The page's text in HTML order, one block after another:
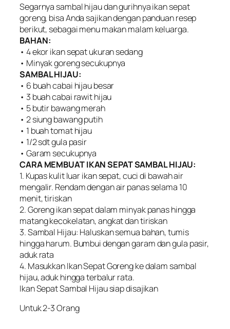
Segarnya sambal hijau dan gurihnya ikan sepat
goreng, bisa Anda sajikan dengan panduan resep
berikut, sebagai menu makan malam keluarga.
BAHAN:
• 4 ekor ikan sepat ukuran sedang
• Minyak goreng secukupnya
SAMBAL HIJAU:
• 6 buah cabai hijau besar
• 3 buah cabai rawit hijau
• 5 butir bawang merah
• 2 siung bawang putih
• 1 buah tomat hijau
• 1/2 sdt gula pasir
• Garam secukupnya
CARA MEMBUAT IKAN SEPAT SAMBAL HIJAU:
1. Kupas kulit luar ikan sepat, cuci di bawah air
mengalir. Rendam dengan air panas selama 10
menit, tiriskan
2. Goreng ikan sepat dalam minyak panas hingga
matang kecokelatan, angkat dan tiriskan
3. Sambal Hijau: Haluskan semua bahan, tumis
hingga harum. Bumbui dengan garam dan gula pasir,
aduk rata
4. Masukkan Ikan Sepat Goreng ke dalam sambal
hijau, aduk hingga terbalur rata.
Ikan Sepat Sambal Hijau siap disajikan
Untuk 2-3 Orang